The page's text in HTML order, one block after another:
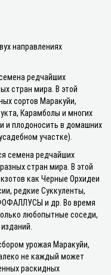
направлениях
редчайших
стран мира. В этой
сортов Маракуйи,
Карамболы и многих
и плодоносить в домашних
участке).
семена редчайших
стран мира. В этой
как Черные Орхидеи
редкие Суккуленты,
и др. Во время
любопытные соседи,
урожая Маракуйи,
не каждый может
раскидных